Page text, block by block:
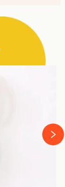
next